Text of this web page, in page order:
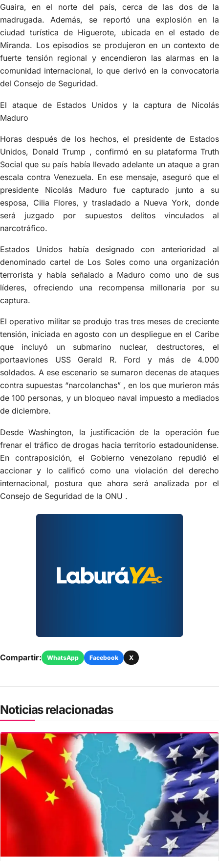
Guaira, en el norte del país, cerca de las dos de la
madrugada. Además, se reportó una explosión en la
ciudad turística de Higuerote, ubicada en el estado de
Miranda. Los episodios se produjeron en un contexto de
fuerte tensión regional y encendieron las alarmas en la
comunidad internacional, lo que derivó en la convocatoria
del Consejo de Seguridad.
El ataque de Estados Unidos y la captura de Nicolás
Maduro
Horas después de los hechos, el presidente de Estados
Unidos, Donald Trump , confirmó en su plataforma Truth
Social que su país había llevado adelante un ataque a gran
escala contra Venezuela. En ese mensaje, aseguró que el
presidente Nicolás Maduro fue capturado junto a su
esposa, Cilia Flores, y trasladado a Nueva York, donde
será juzgado por supuestos delitos vinculados al
narcotráfico.
Estados Unidos había designado con anterioridad al
denominado cartel de Los Soles como una organización
terrorista y había señalado a Maduro como uno de sus
líderes, ofreciendo una recompensa millonaria por su
captura.
El operativo militar se produjo tras tres meses de creciente
tensión, iniciada en agosto con un despliegue en el Caribe
que incluyó un submarino nuclear, destructores, el
portaaviones USS Gerald R. Ford y más de 4.000
soldados. A ese escenario se sumaron decenas de ataques
contra supuestas “narcolanchas” , en los que murieron más
de 100 personas, y un bloqueo naval impuesto a mediados
de diciembre.
Desde Washington, la justificación de la operación fue
frenar el tráfico de drogas hacia territorio estadounidense.
En contraposición, el Gobierno venezolano repudió el
accionar y lo calificó como una violación del derecho
internacional, postura que ahora será analizada por el
Consejo de Seguridad de la ONU .
Compartir: WhatsApp Facebook X
Noticias relacionadas